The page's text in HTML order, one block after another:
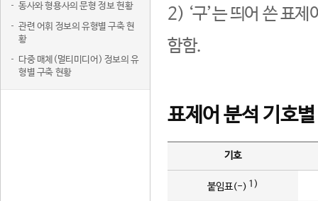
동사와 형용사의 문형 정보 현황
관련 어휘 정보의 유형별 구축 현
황
다중 매체(멀티미디어) 정보의 유
형별 구축 현황
2) ‘구’는 띄어 쓴 표
함함.
표제어 분석 기호
기호
붙임표(-) 1)